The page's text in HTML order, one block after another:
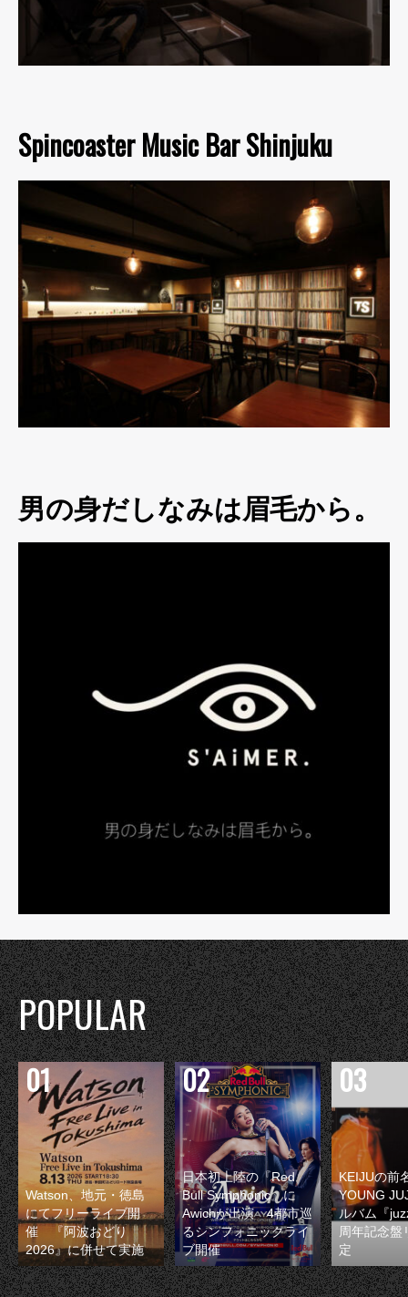
Spincoaster Music Bar Shinjuku
男の身だしなみは眉毛から。
POPULAR
Watson、地元・徳島
にてフリーライブ開
催 『阿波おどり
2026』に併せて実施
日本初上陸の『Red
Bull Symphonic』に
Awichが出演 4都市巡
るシンフォニックライ
ブ開催
KEIJUの前
YOUNG
ルバム『
周年記念盤
定